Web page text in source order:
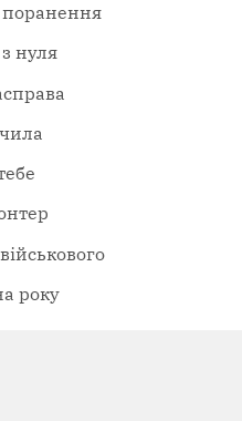
нуля
року